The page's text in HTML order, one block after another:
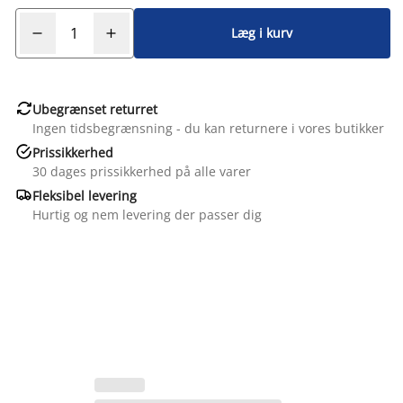
Læg i kurv
Ubegrænset returret
Ingen tidsbegrænsning - du kan returnere i vores butikker
Prissikkerhed
30 dages prissikkerhed på alle varer
Fleksibel levering
Hurtig og nem levering der passer dig